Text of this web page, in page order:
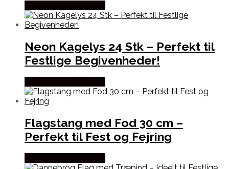
Neon Kagelys 24 Stk – Perfekt til
Festlige Begivenheder!
Flagstang med Fod 30 cm –
Perfekt til Fest og Fejring